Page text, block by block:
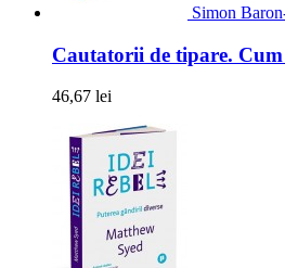
Simon
Cautatorii de tipare.
46,67 lei